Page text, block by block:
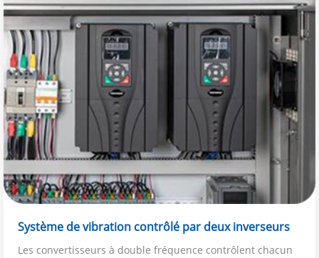
Système de vibration contrôlé par deux inverseurs
Les convertisseurs à double fréquence contrôlent chacun